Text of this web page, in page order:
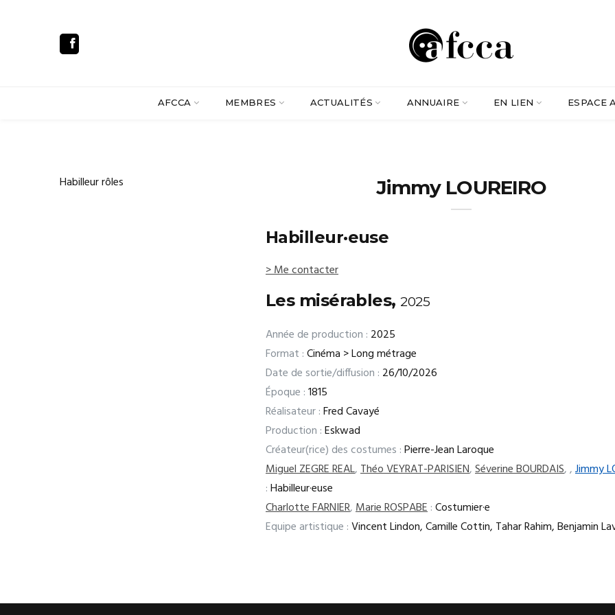
AFCCA MEMBRES ACTUALITÉS ANNUAIRE EN LIEN ESPACE
Jimmy LOUREIRO
Habilleur·euse
> Me contacter
Les misérables,2025
Année de production : 2025
Format :Cinéma > Long métrage
Date de sortie/diffusion : 26/10/2026
Époque :1815
Réalisateur :Fred Cavayé
Production :Eskwad
Créateur(rice) des costumes :Pierre-Jean Laroque
Miguel ZEGRE REAL,Théo VEYRAT-PARISIEN,Séverine BOURDAIS,,Jimmy
:Habilleur·euse
Charlotte FARNIER,Marie ROSPABE:Costumier·e
Equipe artistique :Vincent Lindon, Camille Cottin, Tahar Rahim, Benjamin
Habilleur rôles